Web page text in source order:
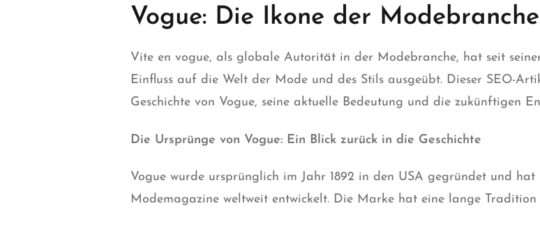
Vogue: Die Ikone der Modebranche
Vite en vogue, als globale Autorität in der Modebranche, hat seit
Einfluss auf die Welt der Mode und des Stils ausgeübt. Dieser SEO-
Geschichte von Vogue, seine aktuelle Bedeutung und die zukünftigen
Die Ursprünge von Vogue: Ein Blick zurück in die Geschichte
Vogue wurde ursprünglich im Jahr 1892 in den USA gegründet und hat
Modemagazine weltweit entwickelt. Die Marke hat eine lange